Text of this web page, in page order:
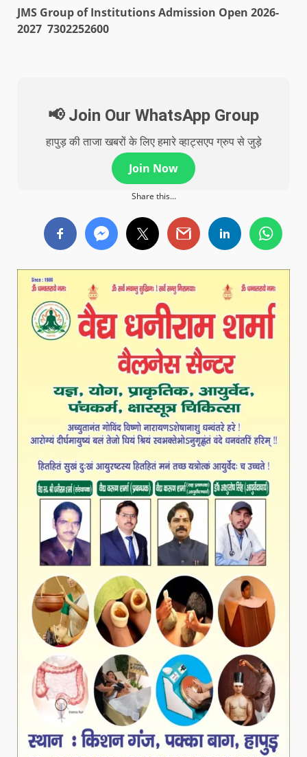
JMS Group of Institutions Admission Open 2026-
2027 7302252600
📢 Join Our WhatsApp Group
हापुड़ की ताजा खबरों के लिए हमारे व्हाट्सएप ग्रुप से जुड़े
Join Now
Share this...